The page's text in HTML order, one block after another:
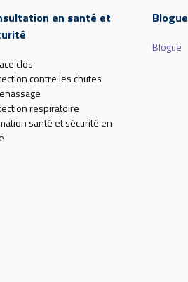
en santé et
clos
contre les chutes
respiratoire
santé et sécurité en
Blogue
Blogue